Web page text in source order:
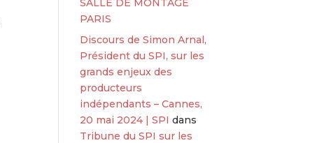
SALLE DE MONTAGE
PARIS
Discours de Simon Arnal,
Président du SPI, sur les
grands enjeux des
producteurs
indépendants – Cannes,
20 mai 2024 | SPI dans
Tribune du SPI sur les